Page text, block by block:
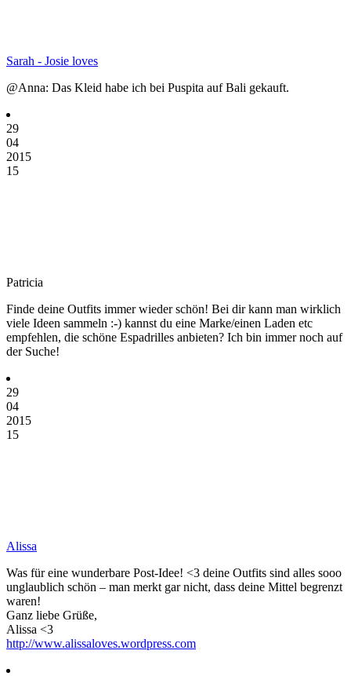
Sarah - Josie loves
@Anna: Das Kleid habe ich bei Puspita auf Bali gekauft.
29
04
2015
15
Patricia
Finde deine Outfits immer wieder schön! Bei dir kann man wirklich
viele Ideen sammeln :-) kannst du eine Marke/einen Laden etc
empfehlen, die schöne Espadrilles anbieten? Ich bin immer noch auf
der Suche!
29
04
2015
15
Alissa
Was für eine wunderbare Post-Idee! <3 deine Outfits sind alles sooo
unglaublich schön – man merkt gar nicht, dass deine Mittel begrenzt
waren!
Ganz liebe Grüße,
Alissa <3
http://www.alissaloves.wordpress.com